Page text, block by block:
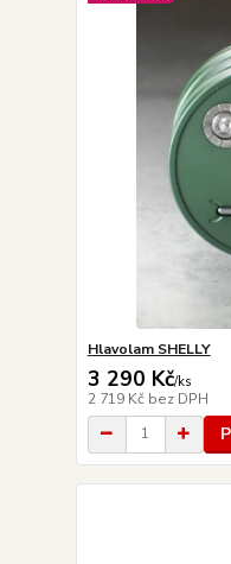
Hlavolam SHELLY
3 290 Kč/ks
2 719 Kč bez DPH